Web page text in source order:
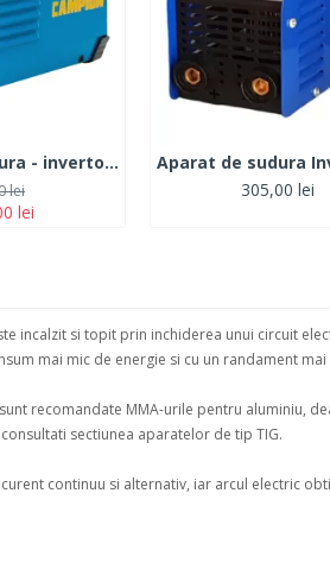
Aparat de sudura - invertor CAMPION 311DK+ Valiza transport
lei
lei
305,00 lei
incalzit si topit prin inchiderea unui circuit
mai mic de energie si cu un randament mai
recomandate MMA-urile pentru aluminiu,
sectiunea aparatelor de tip TIG.
continuu si alternativ, iar arcul electric